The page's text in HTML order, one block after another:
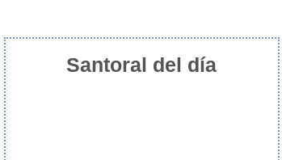
Santoral del día